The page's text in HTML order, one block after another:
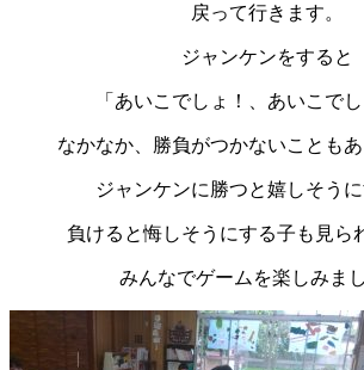
戻って行きます。
ジャンケンをすると
「あいこでしょ！、あいこで
なかなか、勝負がつかないこともあ
ジャンケンに勝つと嬉しそうに
負けると悔しそうにする子も見ら
みんなでゲームを楽しみま